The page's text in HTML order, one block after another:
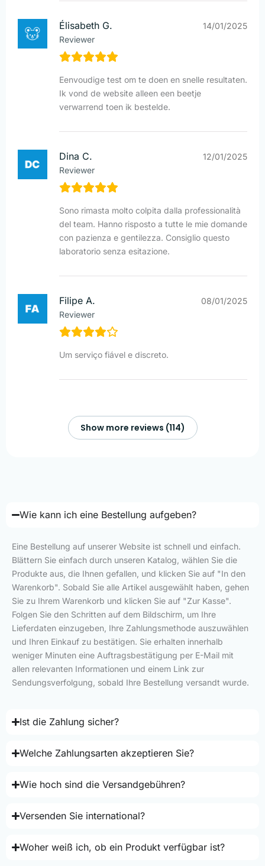
Élisabeth G.
Reviewer
14/01/2025
Eenvoudige test om te doen en snelle resultaten.
Ik vond de website alleen een beetje
verwarrend toen ik bestelde.
Dina C.
Reviewer
12/01/2025
Sono rimasta molto colpita dalla professionalità
del team. Hanno risposto a tutte le mie domande
con pazienza e gentilezza. Consiglio questo
laboratorio senza esitazione.
Filipe A.
Reviewer
08/01/2025
Um serviço fiável e discreto.
Show more reviews (114)
Wie kann ich eine Bestellung aufgeben?
Eine Bestellung auf unserer Website ist schnell und einfach.
Blättern Sie einfach durch unseren Katalog, wählen Sie die
Produkte aus, die Ihnen gefallen, und klicken Sie auf "In den
Warenkorb". Sobald Sie alle Artikel ausgewählt haben, gehen
Sie zu Ihrem Warenkorb und klicken Sie auf "Zur Kasse".
Folgen Sie den Schritten auf dem Bildschirm, um Ihre
Lieferdaten einzugeben, Ihre Zahlungsmethode auszuwählen
und Ihren Einkauf zu bestätigen. Sie erhalten innerhalb
weniger Minuten eine Auftragsbestätigung per E-Mail mit
allen relevanten Informationen und einem Link zur
Sendungsverfolgung, sobald Ihre Bestellung versandt wurde.
Ist die Zahlung sicher?
Welche Zahlungsarten akzeptieren Sie?
Wie hoch sind die Versandgebühren?
Versenden Sie international?
Woher weiß ich, ob ein Produkt verfügbar ist?